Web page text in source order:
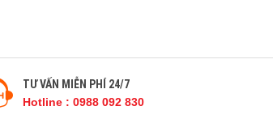
TƯ VẤN MIỄN PHÍ 24/7
Hotline : 0988 092 830